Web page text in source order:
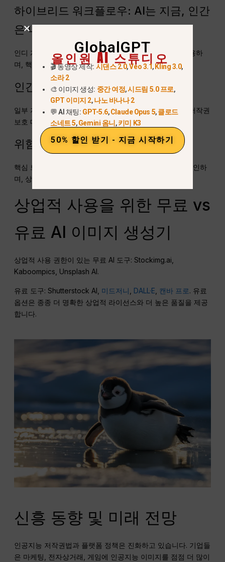
하이브리드 워크플로우: AI는 지금, 인간
은 나중
인디 개발자들은 프로토타입 제작에 AI 이미지를 자주 활용하
며, 핵심 자산에는 사람이 제작한 비주얼로 대체합니다.
인간 개입의 적절한 수준을 결정하기
일부 지역에서는 사소한 편집만으로도 AI 생성 이미지가 저작권
보호 대상이 될 수 있습니다.
위험 완화 전략
핵심 브랜딩 비주얼에 AI 사용을 피하고, 플랫폼 규정을 확인하
며, 상업적 라이선스를 항상 확인하십시오.
상업적 사용을 위한 무료 vs
유료 AI 이미지 생성기
상업적 사용 권한이 있는 무료 AI 도구: Stockimg.ai,
Kaboompics, Unsplash AI.
유료 도구: Shutterstock AI, 미드저니 DALL·E 캔바 프로. 유료
옵션은 종종 더 명확한 상업적 라이선스와 더 높은 품질을 제공
합니다.
신흥 동향 및 미래 전망
인공지능 저작권법과 플랫폼 정책은 진화하고 있습니다. 기업들
은 마케팅, 전자상거래, 게임에 인공지능 이미지를 점점 더 많이
GlobalGPT
올인원 AI 스튜디오
🎬 동영상 제작: 시댄스 2.0,Veo 3.1,Kling 3.0,
소라 2
🎨 이미지 생성: 중간 여정,시드림 5.0 프로,
GPT 이미지 2,나노 바나나 2
💬 AI 채팅: GPT-5.6,Claude Opus 5,클로드
소네트 5,Gemini 옴니,키미 K3
50% 할인 받기 - 지금 시작하기